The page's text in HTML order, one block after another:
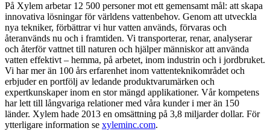
På Xylem arbetar 12 500 personer mot ett gemensamt mål: att skapa
innovativa lösningar för världens vattenbehov. Genom att utveckla
nya tekniker, förbättrar vi hur vatten används, förvaras och
återanvänds nu och i framtiden. Vi transporterar, renar, analyserar
och återför vattnet till naturen och hjälper människor att använda
vatten effektivt – hemma, på arbetet, inom industrin och i jordbruket.
Vi har mer än 100 års erfarenhet inom vattenteknikområdet och
erbjuder en portfölj av ledande produktvarumärken och
expertkunskaper inom en stor mängd applikationer. Vår kompetens
har lett till långvariga relationer med våra kunder i mer än 150
länder. Xylem hade 2013 en omsättning på 3,8 miljarder dollar. För
ytterligare information se xyleminc.com.